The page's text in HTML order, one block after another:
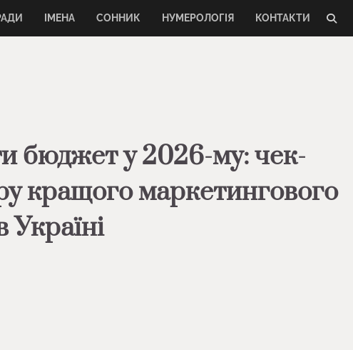
ІМЕНА СОННИК НУМЕРОЛОГІЯ КОНТАКТИ
бюджет у 2026-му: чек-
кращого маркетингового
Україні